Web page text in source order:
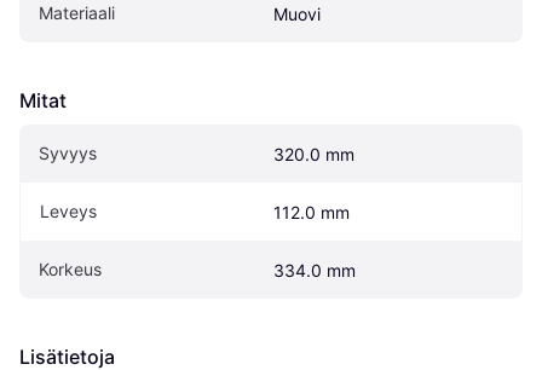
Materiaali Muovi
Mitat
Syvyys 320.0 mm
Leveys 112.0 mm
Korkeus 334.0 mm
Lisätietoja